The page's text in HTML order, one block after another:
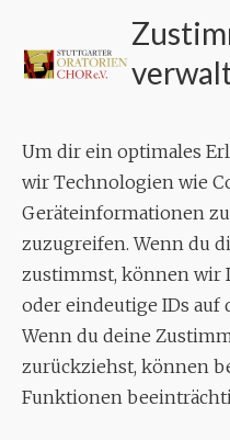
Um dir ein optimales
wir Technologien wie
Geräteinformationen
zuzugreifen. Wenn du
zustimmst, können wir
oder eindeutige IDs auf
Wenn du deine
zurückziehst, können
Funktionen
Tel.+49